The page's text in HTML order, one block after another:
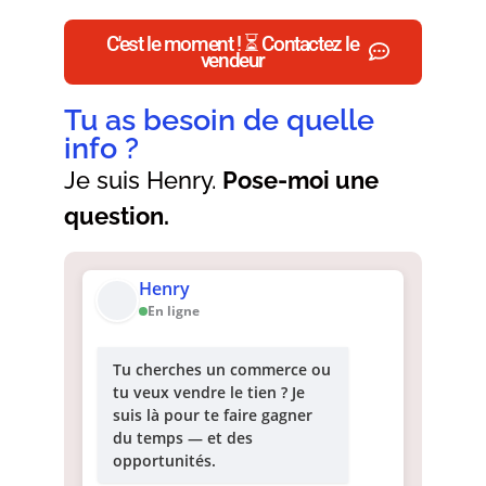
C'est le moment ! ⏳ Contactez le
vendeur
Henry
En ligne
Tu cherches un commerce ou
tu veux vendre le tien ? Je
suis là pour te faire gagner
du temps — et des
opportunités.
Je suis Henry. Pose-moi une
question.
Tu as besoin de quelle
info ?